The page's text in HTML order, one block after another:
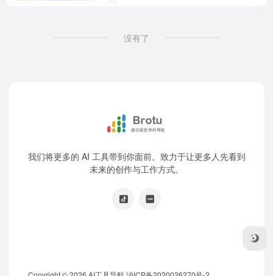
没有了
我们将更多的 AI 工具带到你面前。致力于让更多人先看到
未来的创作与工作方式。